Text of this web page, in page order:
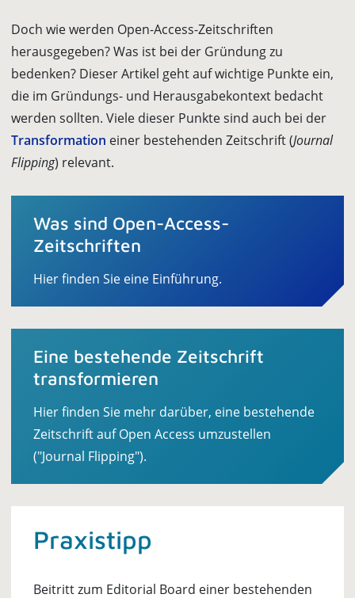
Doch wie werden Open-Access-Zeitschriften
herausgegeben? Was ist bei der Gründung zu
bedenken? Dieser Artikel geht auf wichtige Punkte ein,
die im Gründungs- und Herausgabekontext bedacht
werden sollten. Viele dieser Punkte sind auch bei der
Transformation einer bestehenden Zeitschrift (Journal
Flipping) relevant.
Was sind Open-Access-
Zeitschriften
Hier finden Sie eine Einführung.
Eine bestehende Zeitschrift
transformieren
Hier finden Sie mehr darüber, eine bestehende
Zeitschrift auf Open Access umzustellen
("Journal Flipping").
Praxistipp
Beitritt zum Editorial Board einer bestehenden